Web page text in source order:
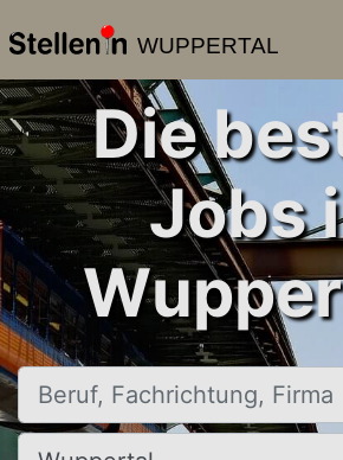
WUPPERTAL
Die
Jobs
Beruf, Fachrichtung, Firma
Ort, Stadt